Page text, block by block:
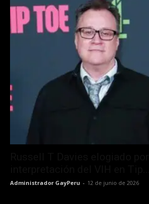
Administrador GayPeru - 12 de junio de 2026